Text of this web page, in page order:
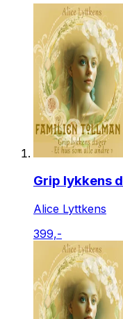
Grip lykkens
Alice Lyttkens
399,-